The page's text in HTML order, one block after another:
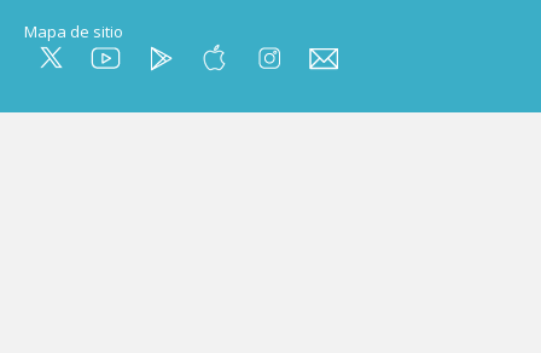
Mapa de sitio